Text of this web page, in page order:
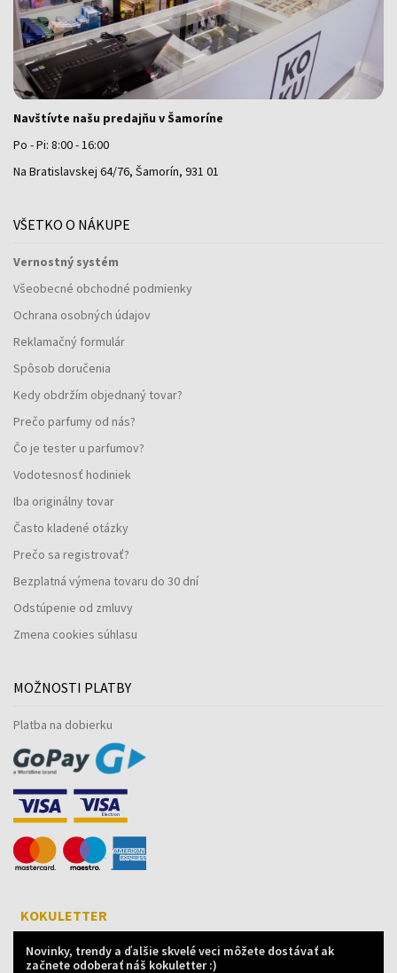
Navštívte našu predajňu v Šamoríne
Po - Pi: 8:00 - 16:00
Na Bratislavskej 64/76, Šamorín, 931 01
VŠETKO O NÁKUPE
Vernostný systém
Všeobecné obchodné podmienky
Ochrana osobných údajov
Reklamačný formulár
Spôsob doručenia
Kedy obdržím objednaný tovar?
Prečo parfumy od nás?
Čo je tester u parfumov?
Vodotesnosť hodiniek
Iba originálny tovar
Často kladené otázky
Prečo sa registrovať?
Bezplatná výmena tovaru do 30 dní
Odstúpenie od zmluvy
Zmena cookies súhlasu
MOŽNOSTI PLATBY
Platba na dobierku
KOKULETTER
Novinky, trendy a ďalšie skvelé veci môžete dostávať ak
začnete odoberať náš kokuletter :)